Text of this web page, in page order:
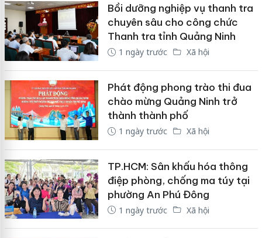
Bồi dưỡng nghiệp vụ thanh tra
chuyên sâu cho công chức
Thanh tra tỉnh Quảng Ninh
1 ngày trước Xã hội
Phát động phong trào thi đua
chào mừng Quảng Ninh trở
thành thành phố
1 ngày trước Xã hội
TP.HCM: Sân khấu hóa thông
điệp phòng, chống ma túy tại
phường An Phú Đông
1 ngày trước Xã hội